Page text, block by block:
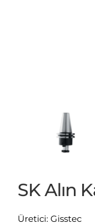
SK Alın
Üretici: Gisstec